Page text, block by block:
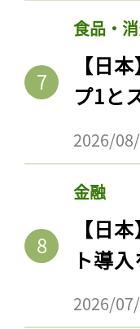
食品・
【日
プ1と
2026/
金融
【日
ト導
2026/